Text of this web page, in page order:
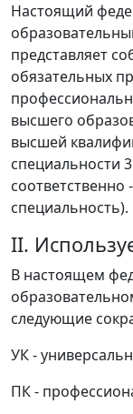
Настоящий
представляет
обязательных
высшего
высшей
специальности
специальность).
II.
В настоящем
следующие
УК -
ПК -